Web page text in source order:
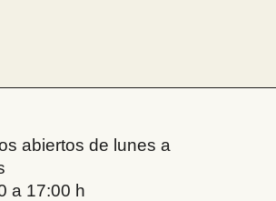
abiertos de lunes a
a 17:00 h